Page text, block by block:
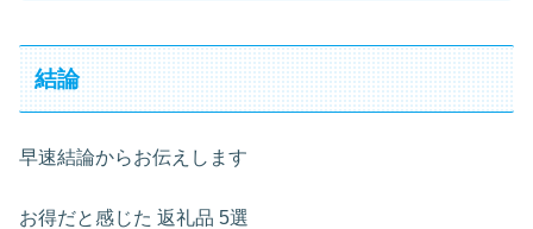
結論
早速結論からお伝えします
お得だと感じた 返礼品 5選